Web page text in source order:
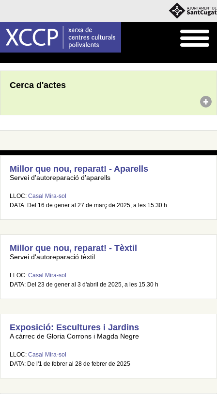
Cerca d'actes
Millor que nou, reparat! - Aparells
Servei d'autoreparació d'aparells
LLOC: Casal Mira-sol
DATA: Del 16 de gener al 27 de març de 2025, a les 15.30 h
Millor que nou, reparat! - Tèxtil
Servei d'autoreparació tèxtil
LLOC: Casal Mira-sol
DATA: Del 23 de gener al 3 d'abril de 2025, a les 15.30 h
Exposició: Escultures i Jardins
A càrrec de Gloria Corrons i Magda Negre
LLOC: Casal Mira-sol
DATA: De l'1 de febrer al 28 de febrer de 2025